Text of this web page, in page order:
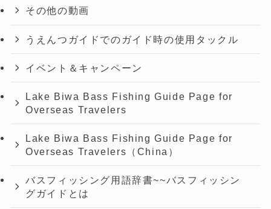
その他の動画
うえんつガイドでのガイド時の使用タックル
イベント＆キャンペーン
Lake Biwa Bass Fishing Guide Page for
Overseas Travelers
Lake Biwa Bass Fishing Guide Page for
Overseas Travelers（China）
バスフィッシング用語辞書~~バスフィッシン
グガイドとは